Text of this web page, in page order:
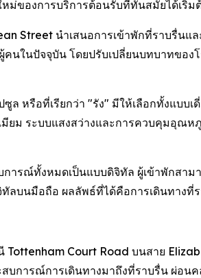
ม่ของการบริการต้อนรับที่ทันสมัยได้เริ่ม
Street นำเสนอการเข้าพักที่ราบรื่
นในปัจจุบัน โดยปรับเปลี่ยนบทบาทขอ
หรือที่เรียกว่า "รัง" มีให้เลือกทั้งแบบ
ยม ระบบแสงสว่างและการควบคุมอุณ
การณ์ทั้งหมดเป็นแบบดิจิทัล ผู้เข้าพักสา
ทัลบนมือถือ ผลลัพธ์ที่ได้คือการเดินทาง
Court Road บนสาย
บการณ์การเดินทางมาถึงที่ราบรื่น ผ่อ